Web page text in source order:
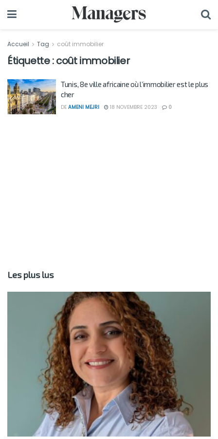
Accueil Tag coût immobilier
Étiquette :coût immobilier
Tunis, 8e ville africaine où l’immobilier est le plus
cher
DE AMENI MEJRI 18 NOVEMBRE 2023 0
Les plus lus